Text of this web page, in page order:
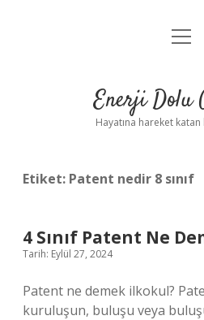
Anasayfa
Yasal
Enerji Dolu
Hayatına hareket katan
Etiket: Patent nedir 8 sınıf
4 Sınıf Patent Ne
Tarih: Eylül 27, 2024
Patent ne demek ilkokul?
kuruluşun, buluşu veya